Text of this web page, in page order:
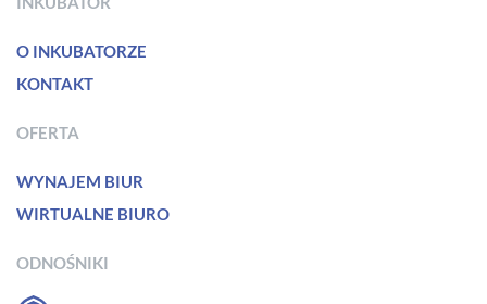
O INKUBATORZE
KONTAKT
OFERTA
WYNAJEM BIUR
WIRTUALNE BIURO
ODNOŚNIKI